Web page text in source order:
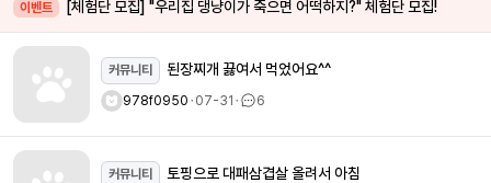
이벤트 [체험단 모집] "우리집 댕냥이가 죽으면 어떡하지?" 체험단 모집!
커뮤니티 된장찌개 끓여서 먹었어요^^
978f0950ㆍ07-31ㆍ 6
커뮤니티 토핑으로 대패삼겹살 올려서 아침